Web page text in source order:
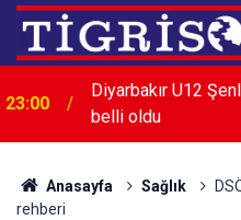
22:32
Menderes Belediye
uzaklaştırıldı
Anasayfa Sağlık
rehberi